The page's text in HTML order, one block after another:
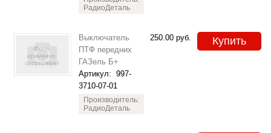
РадиоДеталь
Выключатель
ПТФ передних
ГАЗель Б+
Артикул: 997-
3710-07-01
Производитель:
РадиоДеталь
250.00 руб. Купить